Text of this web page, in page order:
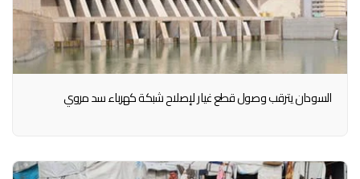
السودان يترقب وصول قطع غيار لإصلاح شبكة كهرباء سد مروي